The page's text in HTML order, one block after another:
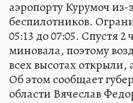
аэропорту Курумоч из-
беспилотников.
05:13 до 07:05. Спустя 2
миновала, поэтому
всех высотах
Об этом сообщает
области Вячеслав